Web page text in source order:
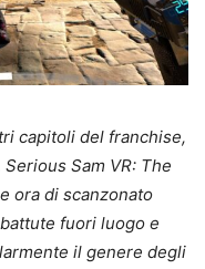
capitoli del franchise,
Sam VR: The
ora di scanzonato
fuori luogo e
il genere degli